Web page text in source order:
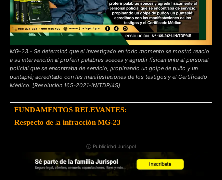
MG-23.- Se determinó que el investigado en todo momento se mostró reacio
a su intervención al proferir palabras soeces y agredir físicamente al personal
policial que se encontraba de servicio, propinando un golpe de puño y un
puntapié; acreditado con las manifestaciones de los testigos y el Certificado
Médico. [Resolución 165-2021-IN/TDP/4S]
FUNDAMENTOS RELEVANTES:
Respecto de la infracción MG-23
ⓘ Publicidad Jurispol